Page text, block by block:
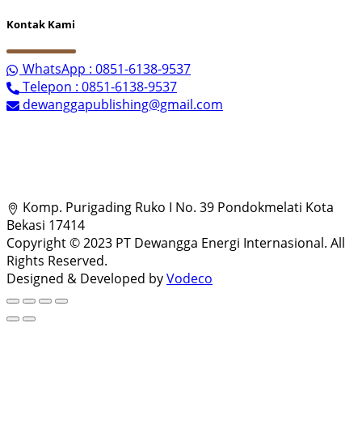
Kontak Kami
WhatsApp : 0851-6138-9537
Telepon : 0851-6138-9537
dewanggapublishing@gmail.com
Komp. Purigading Ruko I No. 39 Pondokmelati Kota
Bekasi 17414
Copyright © 2023 PT Dewangga Energi Internasional. All
Rights Reserved.
Designed & Developed byVodeco